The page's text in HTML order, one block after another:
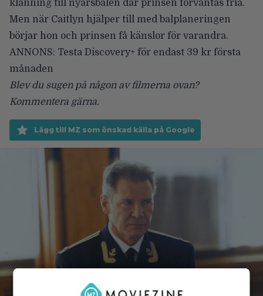
klänning till nyårsbalen där prinsen förväntas fria.
Men när Caitlyn hjälper till med balplaneringen
börjar hon och prinsen få känslor för varandra.
ANNONS: Testa Discovery+ för endast 39 kr första
månaden
Blev du sugen på någon av filmerna ovan?
Kommentera gärna.
Lägg till MZ som önskad källa på Google